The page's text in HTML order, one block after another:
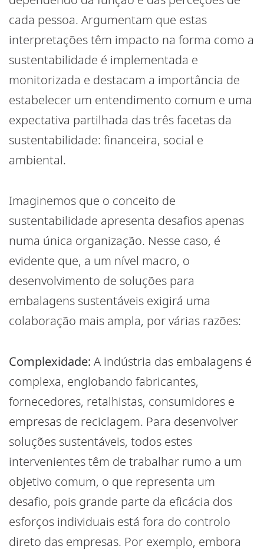
cada pessoa. Argumentam que estas
interpretações têm impacto na forma como a
sustentabilidade é implementada e
monitorizada e destacam a importância de
estabelecer um entendimento comum e uma
expectativa partilhada das três facetas da
sustentabilidade: financeira, social e
ambiental.
Imaginemos que o conceito de
sustentabilidade apresenta desafios apenas
numa única organização. Nesse caso, é
evidente que, a um nível macro, o
desenvolvimento de soluções para
embalagens sustentáveis exigirá uma
colaboração mais ampla, por várias razões:
Complexidade: A indústria das embalagens é
complexa, englobando fabricantes,
fornecedores, retalhistas, consumidores e
empresas de reciclagem. Para desenvolver
soluções sustentáveis, todos estes
intervenientes têm de trabalhar rumo a um
objetivo comum, o que representa um
desafio, pois grande parte da eficácia dos
esforços individuais está fora do controlo
direto das empresas. Por exemplo, embora